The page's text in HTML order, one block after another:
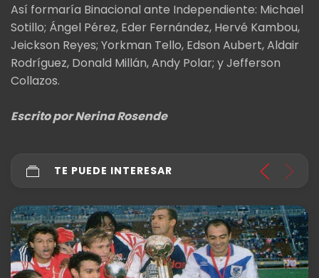
Así formaría Binacional ante Independiente: Michael
Sotillo; Ángel Pérez, Eder Fernández, Hervé Kambou,
Jeickson Reyes; Yorkman Tello, Edson Aubert, Aldair
Rodríguez, Donald Millán, Andy Polar; y Jefferson
Collazos.
Escrito por Nerina Rosende
TE PUEDE INTERESAR